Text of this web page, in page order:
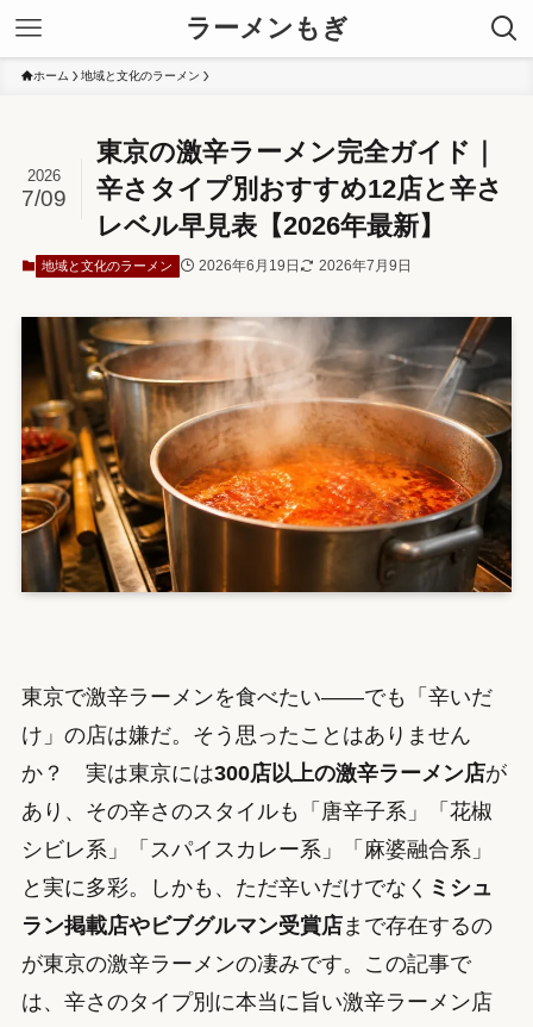
ラーメンもぎ
ホーム 地域と文化のラーメン
東京の激辛ラーメン完全ガイド｜
辛さタイプ別おすすめ12店と辛さ
レベル早見表【2026年最新】
2026
7/09
地域と文化のラーメン 2026年6月19日 2026年7月9日
東京で激辛ラーメンを食べたい——でも「辛いだ
け」の店は嫌だ。そう思ったことはありません
か？ 実は東京には300店以上の激辛ラーメン店が
あり、その辛さのスタイルも「唐辛子系」「花椒
シビレ系」「スパイスカレー系」「麻婆融合系」
と実に多彩。しかも、ただ辛いだけでなく ミシュ
ラン掲載店やビブグルマン受賞店まで存在するの
が東京の激辛ラーメンの凄みです。この記事で
は、辛さのタイプ別に本当に旨い激辛ラーメン店